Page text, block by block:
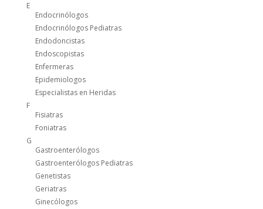
E
Endocrinólogos
Endocrinólogos Pediatras
Endodoncistas
Endoscopistas
Enfermeras
Epidemiologos
Especialistas en Heridas
F
Fisiatras
Foniatras
G
Gastroenterólogos
Gastroenterólogos Pediatras
Genetistas
Geriatras
Ginecólogos